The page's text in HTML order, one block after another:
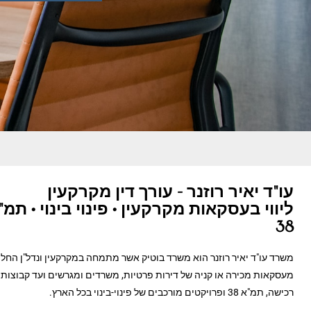
עו"ד יאיר רוזנר - עורך דין מקרקעין
ליווי בעסקאות מקרקעין • פינוי בינוי •
38
משרד עו"ד יאיר רוזנר הוא משרד בוטיק אשר מתמחה במקרקעין ונדל"ן החל
מעסקאות מכירה או קניה של דירות פרטיות, משרדים ומגרשים ועד קבוצות
רכישה, תמ"א 38 ופרויקטים מורכבים של פינוי-בינוי בכל הארץ.